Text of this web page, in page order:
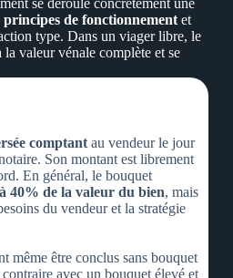
se déroule concrètement une
principes de fonctionnementet
type. Dans un viager libre, le
valeur vénale complète et se
comptantau vendeur le jour
Son montant est librement
En général, le bouquet
40% de la valeur du bien, mais
du vendeur et la stratégie
même être conclus sans bouquet
avec un bouquet élevé et